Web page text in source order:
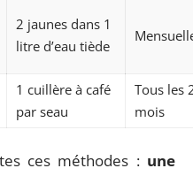
2 jaunes dans 1
litre d’eau tiède
1 cuillère à café
par seau
Tous les
mois
ces méthodes : une